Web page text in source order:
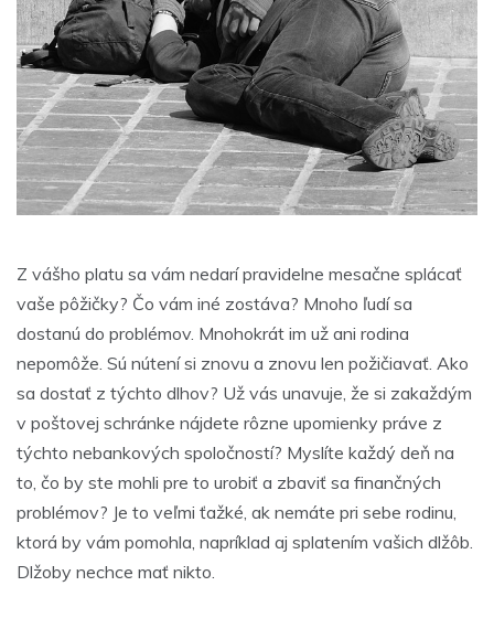
Z vášho platu sa vám nedarí pravidelne mesačne splácať
vaše pôžičky? Čo vám iné zostáva? Mnoho ľudí sa
dostanú do problémov. Mnohokrát im už ani rodina
nepomôže. Sú nútení si znovu a znovu len požičiavať. Ako
sa dostať z týchto dlhov? Už vás unavuje, že si zakaždým
v poštovej schránke nájdete rôzne upomienky práve z
týchto nebankových spoločností? Myslíte každý deň na
to, čo by ste mohli pre to urobiť a zbaviť sa finančných
problémov? Je to veľmi ťažké, ak nemáte pri sebe rodinu,
ktorá by vám pomohla, napríklad aj splatením vašich dlžôb.
Dlžoby nechce mať nikto.